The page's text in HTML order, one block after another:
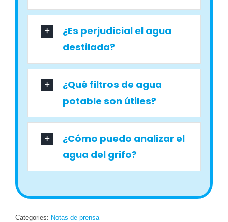
¿Es perjudicial el agua
destilada?
¿Qué filtros de agua
potable son útiles?
¿Cómo puedo analizar el
agua del grifo?
Categories: Notas de prensa